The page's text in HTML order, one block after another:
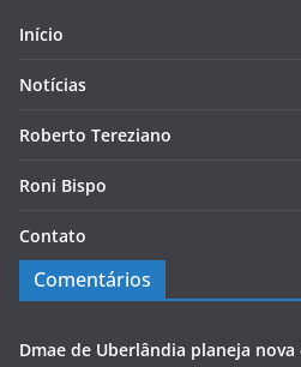
Início
Notícias
Roberto Tereziano
Roni Bispo
Contato
Comentários
Dmae de Uberlândia planeja